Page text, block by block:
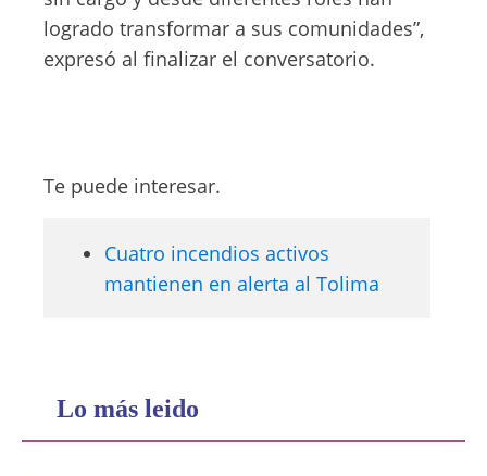
logrado transformar a sus comunidades”,
expresó al finalizar el conversatorio.
Te puede interesar.
Cuatro incendios activos
mantienen en alerta al Tolima
Lo más leido